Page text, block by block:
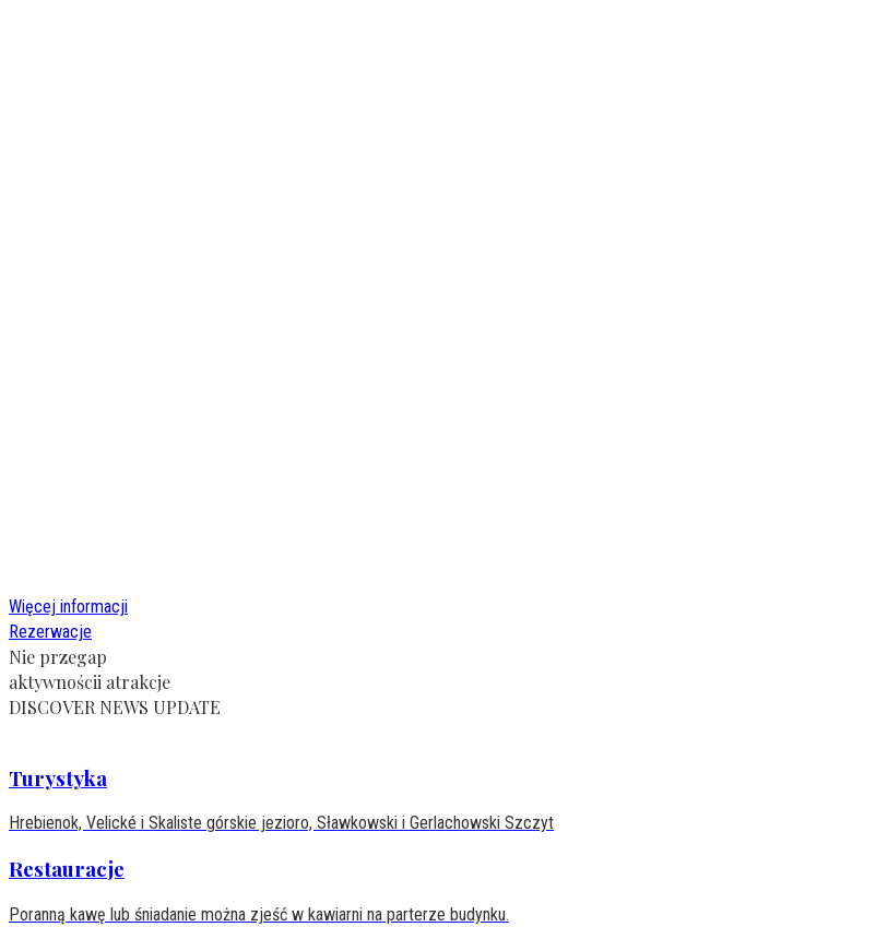
Więcej informacji
Rezerwacje
Nie przegap
aktywnościi atrakcje
DISCOVER NEWS UPDATE
Turystyka
Hrebienok, Velické i Skaliste górskie jezioro, Sławkowski i Gerlachowski Szczyt
Restauracje
Poranną kawę lub śniadanie można zjeść w kawiarni na parterze budynku.